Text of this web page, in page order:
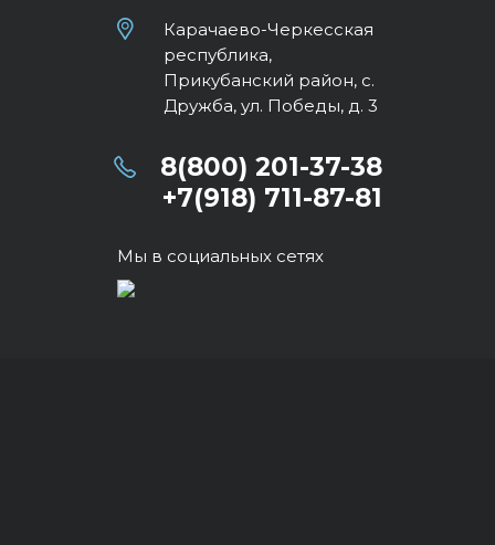
Карачаево-Черкесская
республика,
Прикубанский район, с.
Дружба, ул. Победы, д. 3
8(800) 201-37-38
+7(918) 711-87-81
Мы в социальных сетях